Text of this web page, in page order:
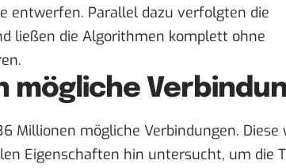
entwerfen. Parallel dazu verfolgten die
ließen die Algorithmen komplett ohne
mögliche
Millionen mögliche Verbindungen. Diese
Eigenschaften hin untersucht, um die